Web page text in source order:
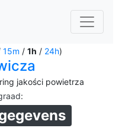
15m / 1h / 24h)
jakości powietrza
: